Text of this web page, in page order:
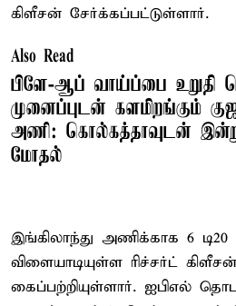
கிளீசன் சேர்க்கப்பட்டுள்ளார்.
Also Read
பிளே-ஆப் வாய்ப்பை உறுதி
முனைப்புடன் களமிறங்கும்
அணி: கொல்கத்தாவுடன்
மோதல்
இங்கிலாந்து அணிக்காக 6 டி20
விளையாடியுள்ள ரிச்சர்ட்
கைப்பற்றியுள்ளார். ஐபிஎல்